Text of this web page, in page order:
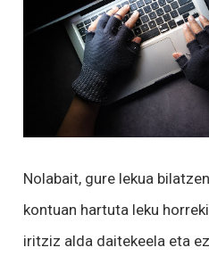
Nolabait, gure lekua
kontuan hartuta leku
iritziz alda daitekeela eta